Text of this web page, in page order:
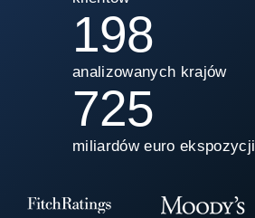
200
analizowanych krajów
725
miliardów euro ekspozycji